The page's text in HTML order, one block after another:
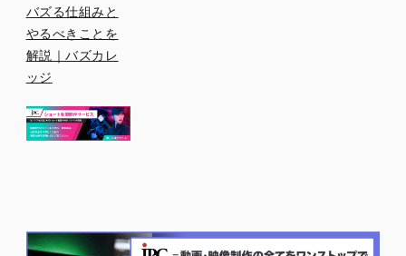
バズる仕組みと
やるべきことを
解説｜バズカレ
ッジ